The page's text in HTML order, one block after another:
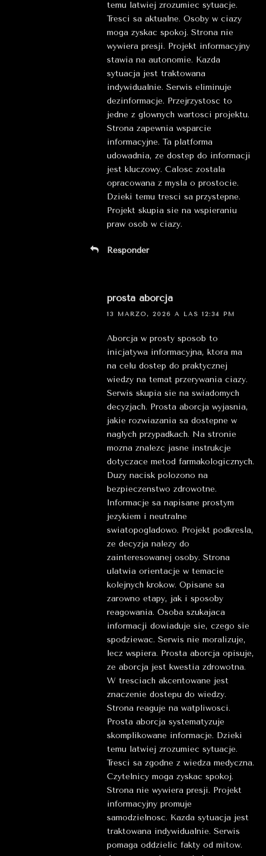
temu latwiej zrozumiec sytuacje.
Tresci sa aktualne. Osoby w ciazy
moga zyskac spokoj. Strona nie
wywiera presji. Projekt informacyjny
stawia na autonomie. Kazda
sytuacja jest traktowana
indywidualnie. Serwis eliminuje
dezinformacje. Przejrzystosc to
jedne z glownych wartosci projektu.
Strona zapewnia wsparcie
informacyjne. Ta platforma
udowadnia, ze dostep do informacji
jest kluczowy. Calosc zostala
opracowana z mysla o prostocie.
Dzieki temu tresci sa przystepne.
Projekt skupia sie na wspieraniu
praw osob w ciazy.
Responder
prosta aborcja
13 MARZO, 2026 A LAS 12:34 PM
Aborcja w prosty sposob to
inicjatywa informacyjna, ktora ma
na celu dostep do praktycznej
wiedzy na temat przerywania ciazy.
Serwis skupia sie na swiadomych
decyzjach. Prosta aborcja wyjasnia,
jakie rozwiazania sa dostepne w
naglych przypadkach. Na stronie
mozna znalezc jasne instrukcje
dotyczace metod farmakologicznych.
Duzy nacisk polozono na
bezpieczenstwo zdrowotne.
Informacje sa napisane prostym
jezykiem i neutralne
swiatopogladowo. Projekt podkresla,
ze decyzja nalezy do
zainteresowanej osoby. Strona
ulatwia orientacje w temacie
kolejnych krokow. Opisane sa
zarowno etapy, jak i sposoby
reagowania. Osoba szukajaca
informacji dowiaduje sie, czego sie
spodziewac. Serwis nie moralizuje,
lecz wspiera. Prosta aborcja opisuje,
ze aborcja jest kwestia zdrowotna.
W tresciach akcentowane jest
znaczenie dostepu do wiedzy.
Strona reaguje na watpliwosci.
Prosta aborcja systematyzuje
skomplikowane informacje. Dzieki
temu latwiej zrozumiec sytuacje.
Tresci sa zgodne z wiedza medyczna.
Czytelnicy moga zyskac spokoj.
Strona nie wywiera presji. Projekt
informacyjny promuje
samodzielnosc. Kazda sytuacja jest
traktowana indywidualnie. Serwis
pomaga oddzielic fakty od mitow.